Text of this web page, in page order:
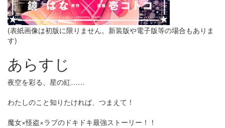
(表紙画像は初版に限りません。新装版や電子版等の場合もありま
す)
あらすじ
夜空を彩る、星の紅……
わたしのこと知りたければ、つまえて！
魔女×怪盗×ラブのドキドキ最強ストーリー！！